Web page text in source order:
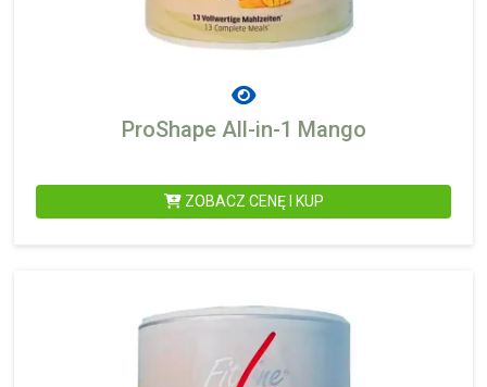
ProShape All-in-1 Mango
ZOBACZ CENĘ I KUP